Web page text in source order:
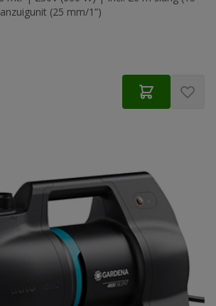
(25 mm/1”)